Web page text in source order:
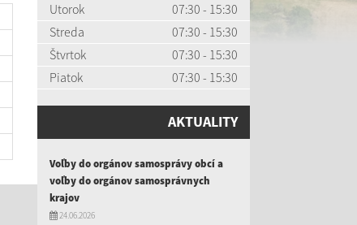
Utorok
07:30 - 15:30
Streda
07:30 - 15:30
Štvrtok
07:30 - 15:30
Piatok
07:30 - 15:30
AKTUALITY
Voľby do orgánov samosprávy obcí a
voľby do orgánov samosprávnych
krajov
24.06.2026